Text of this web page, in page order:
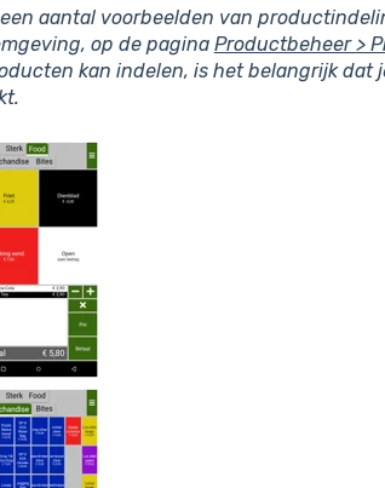
aantal voorbeelden van
op de pagina Productbeheer >
kan indelen, is het belangrijk